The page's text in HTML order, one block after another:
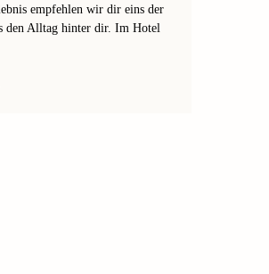
empfehlen wir dir eins der
den Alltag hinter dir. Im Hotel